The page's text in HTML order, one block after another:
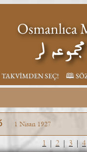
Osmanlıca
لر
TAKVİMDEN SEÇ! 🕮
1 Nisan 1927
1 | 2 | 3 | 4